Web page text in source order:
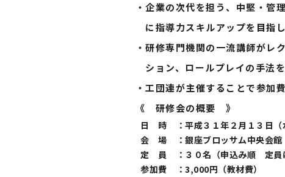
・企業の次代を担う、中堅・管理
に指導力スキルアップを目指し
・研修専門機関の一流講師がレク
ション、ロールプレイの手法を織
・工団連が主催することで参加費
《 研修会の概要 》
日 時 ： 平成３１年２月１３日
会 場 ： 銀座ブロッサム中央会
定 員 ： ３０名（申込み順 定員
参加費 ： 3,000円（教材費）